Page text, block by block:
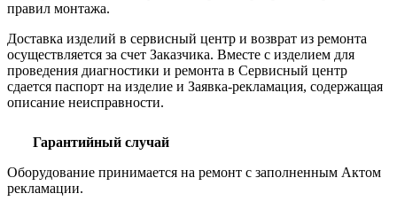
правил монтажа.
Доставка изделий в сервисный центр и возврат из ремонта
осуществляется за счет Заказчика. Вместе с изделием для
проведения диагностики и ремонта в Сервисный центр
сдается паспорт на изделие и Заявка-рекламация, содержащая
описание неисправности.
Гарантийный случай
Оборудование принимается на ремонт с заполненным Актом
рекламации.